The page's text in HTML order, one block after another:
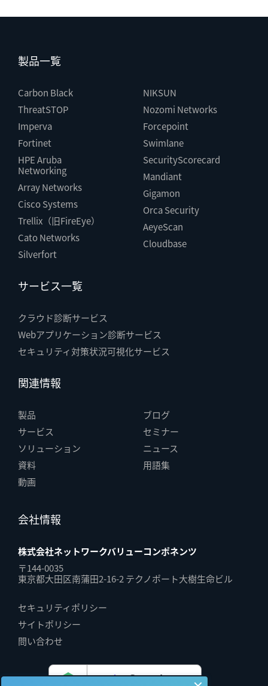
製品一覧
Carbon Black
ThreatSTOP
Imperva
Fortinet
HPE Aruba
Networking
Array Networks
Cisco Systems
Trellix（旧FireEye）
Cato Networks
Silverfort
NIKSUN
Nozomi Networks
Forcepoint
Swimlane
SecurityScorecard
Mandiant
Gigamon
Orca Security
AeyeScan
Cloudbase
サービス一覧
クラウド診断サービス
Webアプリケーション診断サービス
セキュリティ対策状況可視化サービス
関連情報
製品
サービス
ソリューション
資料
動画
ブログ
セミナー
ニュース
用語集
会社情報
株式会社ネットワークバリューコンポネンツ
〒144-0035
東京都大田区南蒲田2-16-2 テクノポート大樹生命ビル
セキュリティポリシー
サイトポリシー
問い合わせ